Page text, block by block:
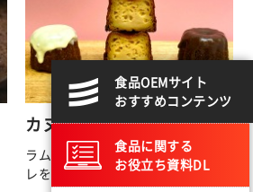
カヌレ
ラムとバニラの香りが絶妙なカヌ
レを冷凍にて発送いたします。
食品OEMサイト
おすすめコンテンツ
食品に関する
お役立ち資料DL